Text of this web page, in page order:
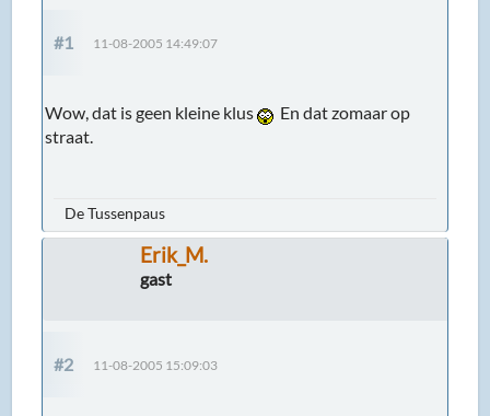
#1 11-08-2005 14:49:07
Wow, dat is geen kleine klus
En dat zomaar op
straat.
De Tussenpaus
Erik_M.
gast
#2 11-08-2005 15:09:03